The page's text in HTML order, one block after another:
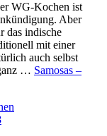
WG-Kochen ist
Aber
das indische
mit einer
auch selbst
… Samosas –